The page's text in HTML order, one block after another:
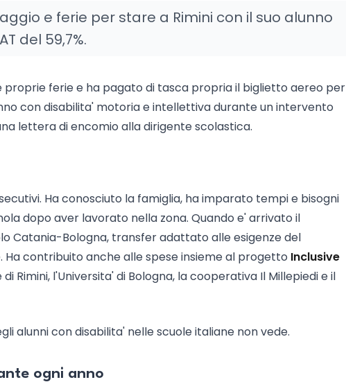
e ferie per stare a Rimini con il suo alunno
del 59,7%.
proprie ferie e ha pagato di tasca propria il biglietto aereo per
con disabilita' motoria e intellettiva durante un intervento
lettera di encomio alla dirigente scolastica.
Ha conosciuto la famiglia, ha imparato tempi e bisogni
dopo aver lavorato nella zona. Quando e' arrivato il
Catania-Bologna, transfer adattato alle esigenze del
contribuito anche alle spese insieme al progetto Inclusive
Rimini, l'Universita' di Bologna, la cooperativa Il Millepiedi e il
alunni con disabilita' nelle scuole italiane non vede.
ogni anno